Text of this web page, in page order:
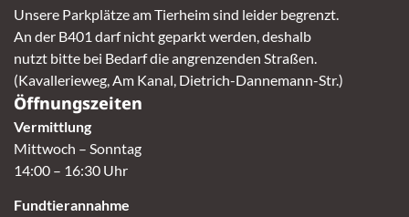
Unsere Parkplätze am Tierheim sind leider begrenzt.
An der B401 darf nicht geparkt werden, deshalb
nutzt bitte bei Bedarf die angrenzenden Straßen.
(Kavallerieweg, Am Kanal, Dietrich-Dannemann-Str.)
Öffnungszeiten
Vermittlung
Mittwoch – Sonntag
14:00 – 16:30 Uhr
Fundtierannahme